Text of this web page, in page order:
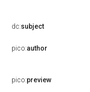
dc:subject
pico:author
pico:preview